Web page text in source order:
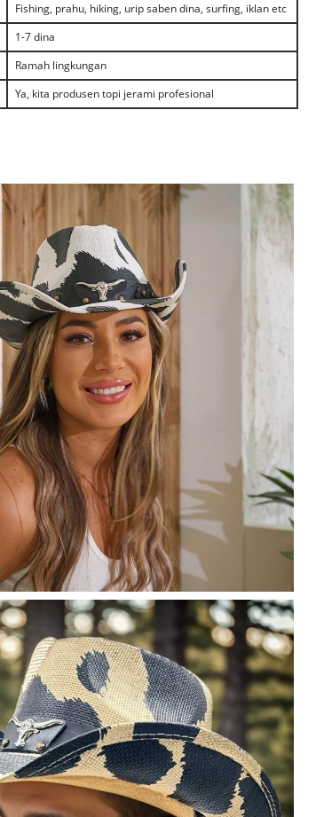
Fishing, prahu, hiking, urip saben dina, surfing, iklan etc
1-7 dina
Ramah lingkungan
Ya, kita produsen topi jerami profesional